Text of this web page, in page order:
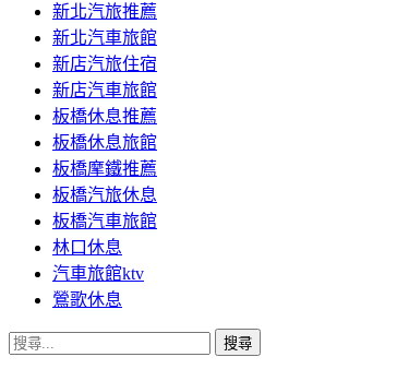
新北汽旅推薦
新北汽車旅館
新店汽旅住宿
新店汽車旅館
板橋休息推薦
板橋休息旅館
板橋摩鐵推薦
板橋汽旅休息
板橋汽車旅館
林口休息
汽車旅館ktv
鶯歌休息
搜